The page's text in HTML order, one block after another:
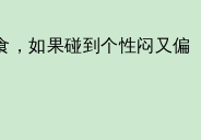
如果碰到个性闷又偏